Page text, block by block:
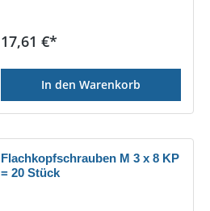
Regulärer Preis:
17,61 €*
In den Warenkorb
Flachkopfschrauben M 3 x 8 KP
= 20 Stück